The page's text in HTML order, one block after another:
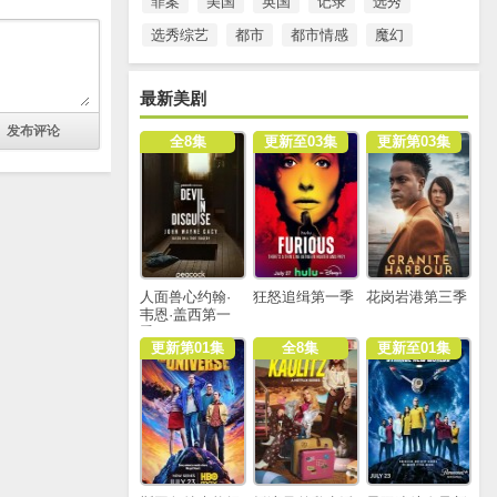
选秀综艺
都市 都市情感 魔幻
最新美剧
全8集
人面兽心约翰·
韦恩·盖西第一
季
更新至03集
狂怒追缉第一季
更新第03集
花岗岩港第三季
更新第01集 全8集 更新至01集